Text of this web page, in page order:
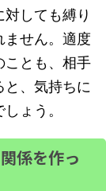
しても縛り
ません。適度
ことも、相手
、気持ちに
ょう。
係を作っ